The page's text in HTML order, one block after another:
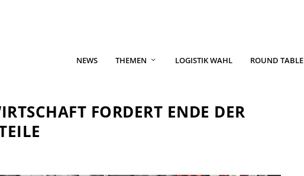
NEWS THEMEN LOGISTIK WAHL ROUND TABLE
FORDERT ENDE DER